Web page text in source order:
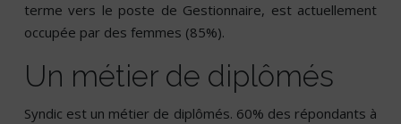
terme vers le poste de Gestionnaire, est actuellement
occupée par des femmes (85%).
Un métier de diplômés
Syndic est un métier de diplômés. 60% des répondants à